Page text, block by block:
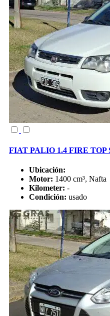
FIAT PALIO 1.4 FIRE TOP
Ubicación:
Motor: 1400 cm³, Nafta
Kilometer: -
Condición: usado